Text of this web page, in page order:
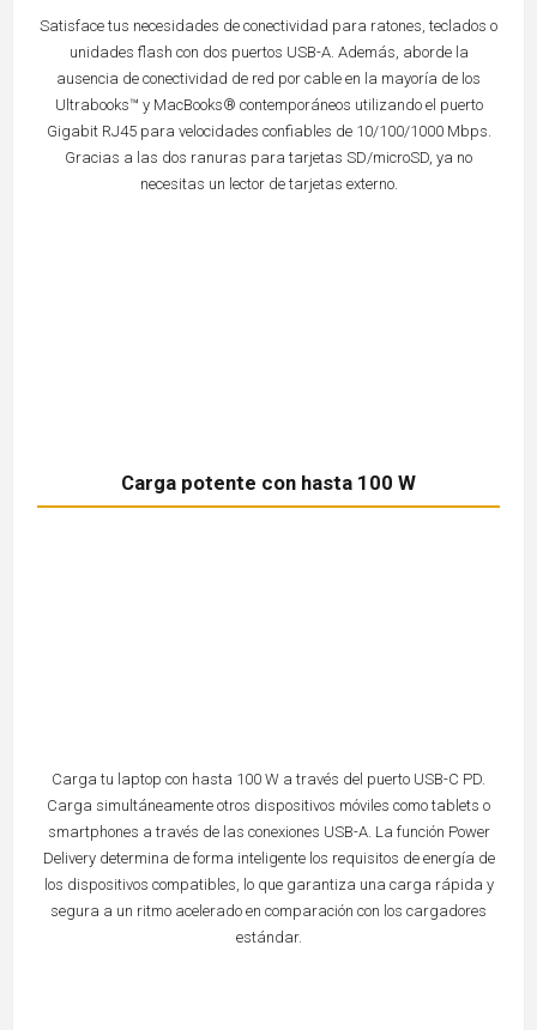
Satisface tus necesidades de conectividad para ratones, teclados o
unidades flash con dos puertos USB-A. Además, aborde la
ausencia de conectividad de red por cable en la mayoría de los
Ultrabooks™ y MacBooks® contemporáneos utilizando el puerto
Gigabit RJ45 para velocidades confiables de 10/100/1000 Mbps.
Gracias a las dos ranuras para tarjetas SD/microSD, ya no
necesitas un lector de tarjetas externo.
Carga potente con hasta 100 W
Carga tu laptop con hasta 100 W a través del puerto USB-C PD.
Carga simultáneamente otros dispositivos móviles como tablets o
smartphones a través de las conexiones USB-A. La función Power
Delivery determina de forma inteligente los requisitos de energía de
los dispositivos compatibles, lo que garantiza una carga rápida y
segura a un ritmo acelerado en comparación con los cargadores
estándar.